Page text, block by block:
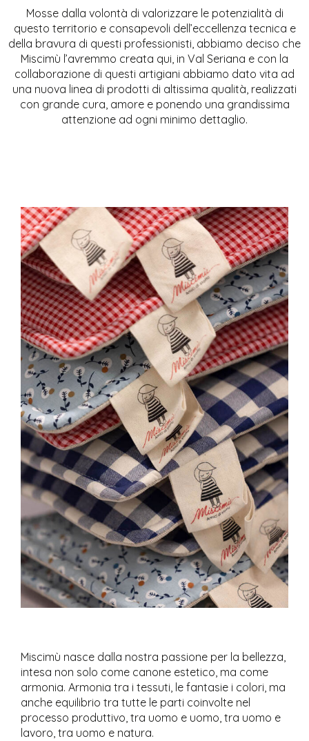
Mosse dalla volontà di valorizzare le potenzialità di
questo territorio e consapevoli dell’eccellenza tecnica e
della bravura di questi professionisti, abbiamo deciso che
Miscimù l’avremmo creata qui, in Val Seriana e con la
collaborazione di questi artigiani abbiamo dato vita ad
una nuova linea di prodotti di altissima qualità, realizzati
con grande cura, amore e ponendo una grandissima
attenzione ad ogni minimo dettaglio.
Miscimù nasce dalla nostra passione per la bellezza,
intesa non solo come canone estetico, ma come
armonia. Armonia tra i tessuti, le fantasie i colori, ma
anche equilibrio tra tutte le parti coinvolte nel
processo produttivo, tra uomo e uomo, tra uomo e
lavoro, tra uomo e natura.